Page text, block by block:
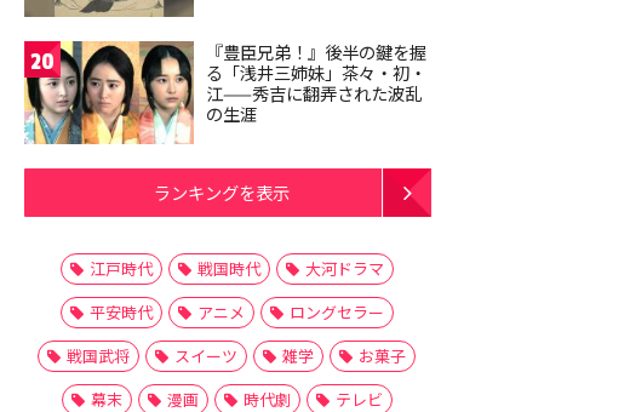
20
『豊臣兄弟！』後半の鍵を握
る「浅井三姉妹」茶々・初・
江——秀吉に翻弄された波乱
の生涯
ランキングを表示
江戸時代 戦国時代
大河ドラマ
平安時代
アニメ
ロングセラー
戦国武将
スイーツ 雑学
お菓子
幕末
漫画 時代劇
テレビ